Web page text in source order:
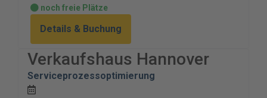
noch freie Plätze
Details & Buchung
Verkaufshaus Hannover
Serviceprozessoptimierung